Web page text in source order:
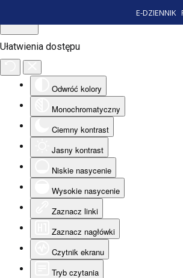
Ułatwienia dostępu
Odwróć kolory
Monochromatyczny
Ciemny kontrast
Jasny kontrast
Niskie nasycenie
Wysokie nasycenie
Zaznacz linki
Zaznacz nagłówki
Czytnik ekranu
Tryb czytania
E-DZIENNIK